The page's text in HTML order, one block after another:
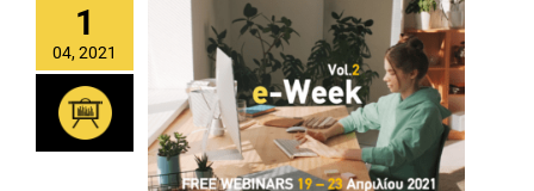
1
04, 2021